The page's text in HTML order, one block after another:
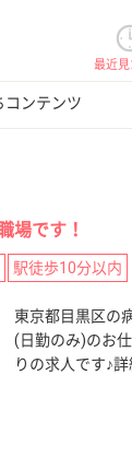
最近見
コンテンツ
場です！
駅徒歩10分以内
東京都目黒区の
(日勤のみ)のお
りの求人です♪